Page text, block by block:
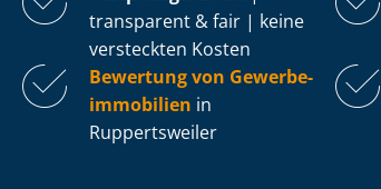
transparent & fair | keine
versteckten Kosten
Bewertung von Ge­wer­be­
im­mo­bi­li­en in
Ruppertsweiler